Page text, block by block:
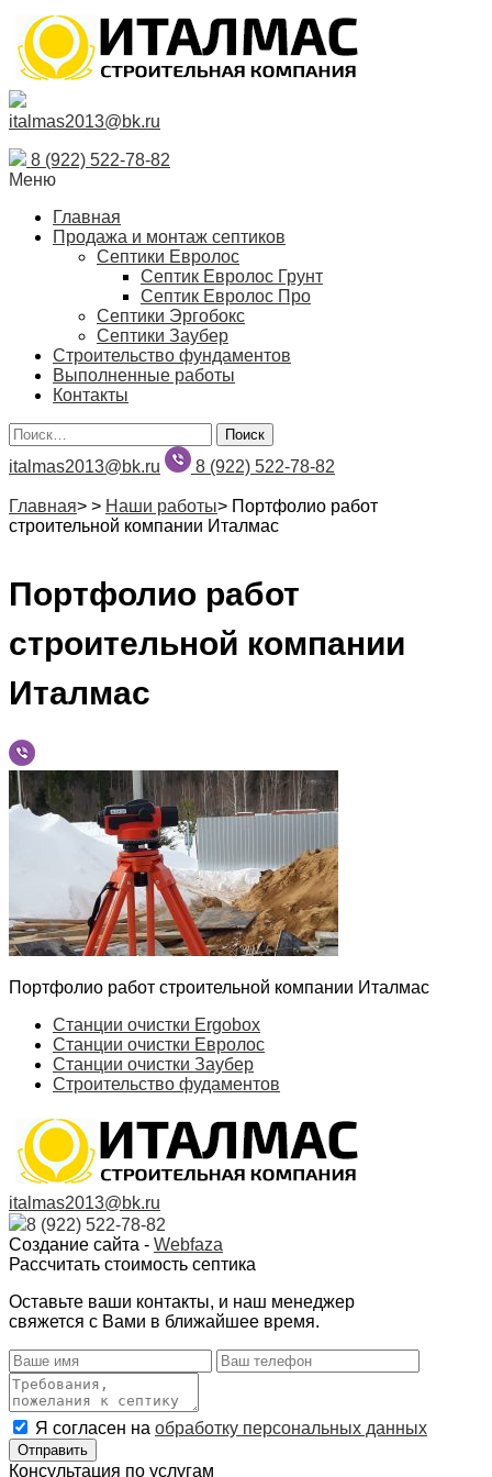
italmas2013@bk.ru
8 (922) 522-78-82
Меню
Главная
Продажа и монтаж септиков
Септики Евролос
Септик Евролос Грунт
Септик Евролос Про
Септики Эргобокс
Септики Заубер
Строительство фундаментов
Выполненные работы
Контакты
Поиск
italmas2013@bk.ru 8 (922) 522-78-82
Главная> > Наши работы> Портфолио работ
строительной компании Италмас
Портфолио работ
строительной компании
Италмас
Портфолио работ строительной компании Италмас
Станции очистки Ergobox
Станции очистки Евролос
Станции очистки Заубер
Строительство фудаментов
italmas2013@bk.ru
8 (922) 522-78-82
Создание сайта - Webfaza
Рассчитать стоимость септика
Оставьте ваши контакты, и наш менеджер
свяжется с Вами в ближайшее время.
Я согласен на обработку персональных данных
Консультация по услугам